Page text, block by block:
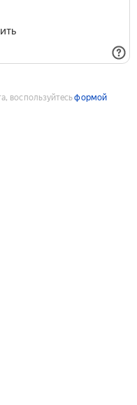
воспользуйтесьформой